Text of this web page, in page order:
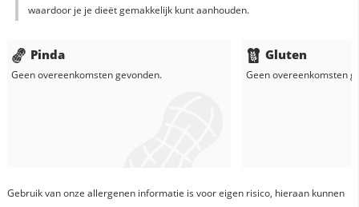
waardoor je je dieët gemakkelijk kunt aanhouden.
Pinda
Geen overeenkomsten gevonden.
Gluten
Geen overeenkomsten
Gebruik van onze allergenen informatie is voor eigen risico, hieraan kunnen